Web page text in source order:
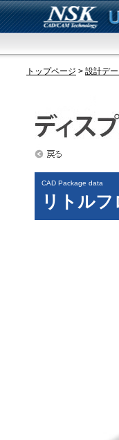
トップページ > 設計デー
CAD Package data
リトルフ